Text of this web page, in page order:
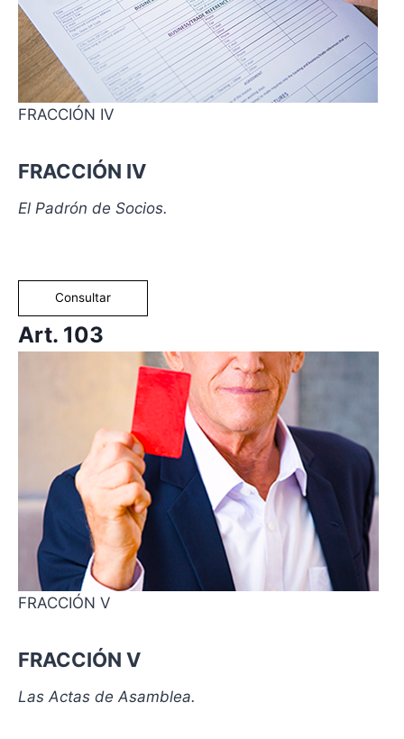
FRACCIÓN IV
FRACCIÓN IV
El Padrón de Socios.
Consultar
Art. 103
FRACCIÓN V
FRACCIÓN V
Las Actas de Asamblea.